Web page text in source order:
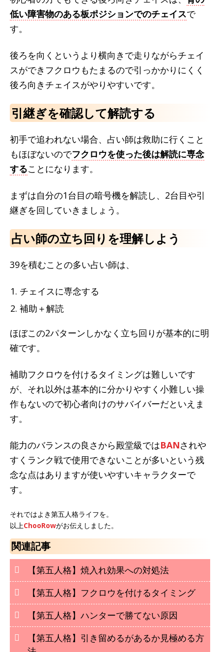
低い障害物のある板ポジションでのチェイスで
す。
後ろを向くというより横向きで走りながらチェイ
スができフクロウもたまるので引っかかりにくく
後ろ向きチェイスがやりやすいです。
引継ぎを確認して解読する
初手で追われない場合、占い師は救助に行くこと
もほぼないのでフクロウを使った後は解読に専念
することになります。
まずは自分の1台目の暗号機を解読し、2台目や引
継ぎを回していきましょう。
占い師の立ち回りを理解しよう
39を積むことの多い占い師は、
チェイスに専念する
補助＋解読
ほぼこの2パターンしかなく立ち回りが基本的に明
確です。
補助フクロウを付けるタイミングは難しいです
が、それ以外は基本的に分かりやすく小難しい操
作もないので初心者向けのサバイバーだといえま
す。
能力のバランスの良さから殿堂級ではBANされや
すくランク戦で使用できないことが多いという残
念な点はありますが使いやすいキャラクターで
す。
それではよき第五人格ライフを。
以上ChooRowがお伝えしました。
関連記事
【第五人格】焼入れ効果への対処法
【第五人格】フクロウを付けるタイミング
【第五人格】ハンターで勝てない原因
【第五人格】引き留めるがあるか見極める方